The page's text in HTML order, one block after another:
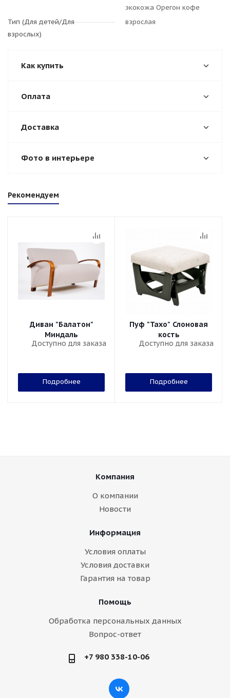
экокожа Орегон кофе
Тип (Для детей/Для
взрослых)
взрослая
Как купить
Оплата
Доставка
Фото в интерьере
Рекомендуем
Диван "Балатон"
Миндаль
Доступно для заказа
Подробнее
Пуф "Тахо" Слоновая
кость
Доступно для заказа
Подробнее
Компания
О компании
Новости
Информация
Условия оплаты
Условия доставки
Гарантия на товар
Помощь
Обработка персональных данных
Вопрос-ответ
+7 980 338-10-06